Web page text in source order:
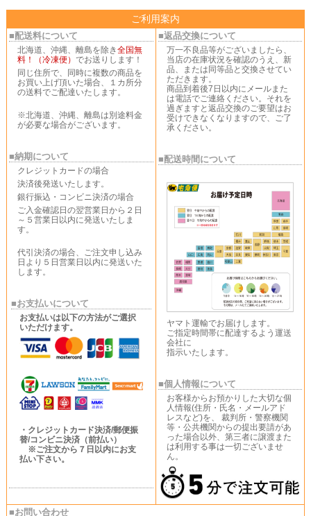
ご利用案内
■配送料について
北海道、沖縄、離島を除き全国無
料！（冷凍便） でお送りします！
同じ住所で、同時に複数の商品を
お買い上げ頂いた場合、１カ所分
の送料でご配達いたします。
※北海道、沖縄、離島は別途料金
が必要な場合がございます。
■納期について
クレジットカードの場合
決済後発送いたします。
銀行振込・コンビニ決済の場合
ご入金確認日の翌営業日から２日
～５営業日以内に発送いたしま
す。
代引決済の場合、ご注文申し込み
日より５日営業日以内に発送いた
します。
■お支払いについて
お支払いは以下の方法がご選択
いただけます。
・クレジットカード決済/郵便振
替/コンビニ決済（前払い）
※ご注文から７日以内にお支
払い下さい。
■返品交換について
万一不良品等がございましたら、
当店の在庫状況を確認のうえ、新
品、または同等品と交換させてい
ただきます。
商品到着後7日以内にメールまた
は電話でご連絡ください。それを
過ぎますと返品交換のご要望はお
受けできなくなりますので、ご了
承ください。
■配送時間について
ヤマト運輸でお届けします。
ご指定時間帯に配達するよう運送
会社に
指示いたします。
■個人情報について
お客様からお預かりした大切な個
人情報(住所・氏名・メールアド
レスなど)を、 裁判所・警察機関
等・公共機関からの提出要請があ
った場合以外、第三者に譲渡また
は利用する事は一切ございませ
ん。
■お問い合わせ